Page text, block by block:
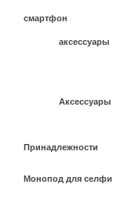
смартфон
аксессуары
Аксессуары
Принадлежности
Монопод для селфи